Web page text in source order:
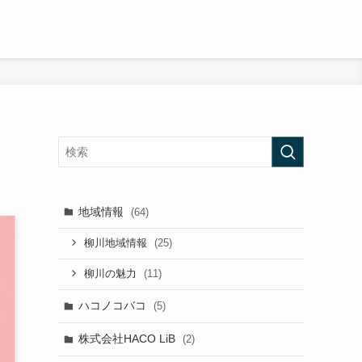
地域情報 (64)
柳川地域情報 (25)
柳川の魅力 (11)
ハコノコバコ (5)
株式会社HACO LiB (2)